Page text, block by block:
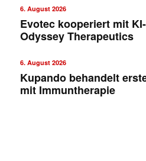
6. August 2026
Evotec kooperiert mit
Odyssey Therapeutics
6. August 2026
Kupando behandelt
mit Immuntherapie